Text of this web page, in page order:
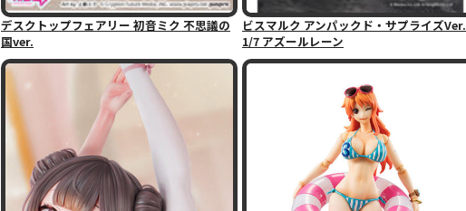
デスクトップフェアリー 初音ミク 不思議の
国ver.
ビスマルク アンパックド・サプライズVer.
1/7 アズールレーン